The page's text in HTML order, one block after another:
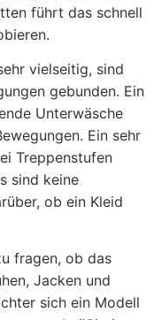
führt das schnell
vielseitig, sind
gebunden. Ein
Unterwäsche
Ein sehr
Treppenstufen
sind keine
ob ein Kleid
fragen, ob das
Jacken und
sich ein Modell